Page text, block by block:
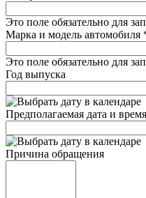
Это поле обязательно для
Марка и модель автомобиля
Это поле обязательно для
Год выпуска
Предполагаемая дата и время
Причина обращения